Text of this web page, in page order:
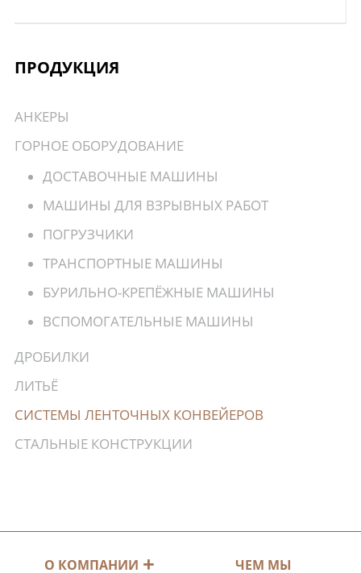
ПРОДУКЦИЯ
АНКЕРЫ
ГОРНОЕ ОБОРУДОВАНИЕ
ДОСТАВОЧНЫЕ МАШИНЫ
МАШИНЫ ДЛЯ ВЗРЫВНЫХ РАБОТ
ПОГРУЗЧИКИ
ТРАНСПОРТНЫЕ МАШИНЫ
БУРИЛЬНО-КРЕПЁЖНЫЕ МАШИНЫ
ВСПОМОГАТЕЛЬНЫЕ МАШИНЫ
ДРОБИЛКИ
ЛИТЬЁ
СИСТЕМЫ ЛЕНТОЧНЫХ КОНВЕЙЕРОВ
СТАЛЬНЫЕ КОНСТРУКЦИИ
О КОМПАНИИ
ЧЕМ МЫ